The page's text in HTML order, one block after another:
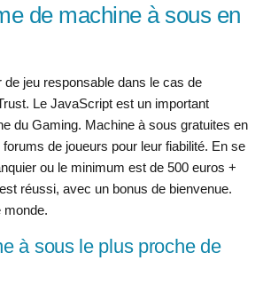
de machine à sous en
jeu responsable dans le cas de
Le JavaScript est un important
du Gaming. Machine à sous gratuites en
de joueurs pour leur fiabilité. En se
ou le minimum est de 500 euros +
réussi, avec un bonus de bienvenue.
monde.
à sous le plus proche de